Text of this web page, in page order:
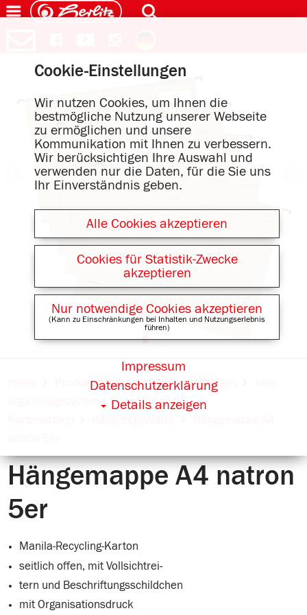
Produktkatalog Ordnen & Ablegen
easy orga
Hängemappe A4 natron
5er
Manila-Recycling-Karton
seitlich offen, mit Vollsichtrei-
tern und Beschriftungsschildchen
mit Organisationsdruck
Cookie-Einstellungen
Wir nutzen Cookies, um Ihnen die
bestmögliche Nutzung unserer Webseite
zu ermöglichen und unsere
Kommunikation mit Ihnen zu verbessern.
Wir berücksichtigen Ihre Auswahl und
verwenden nur die Daten, für die Sie uns
Ihr Einverständnis geben.
Alle Cookies akzeptieren
Cookies für Statistik-Zwecke
akzeptieren
Nur notwendige Cookies akzeptieren
(Kann zu Einschränkungen bei Inhalten und Nutzungserlebnis
führen)
Details anzeigen
Datenschutzerklärung
Impressum